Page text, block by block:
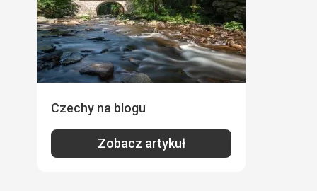
Czechy na blogu
Zobacz artykuł